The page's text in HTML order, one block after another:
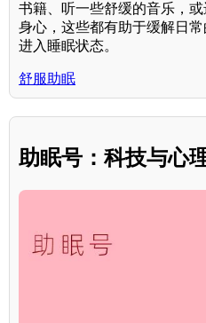
书籍、听一些舒缓的音乐，
身心，这些都有助于缓解日
进入睡眠状态。
舒服助眠
助眠号：科技与心